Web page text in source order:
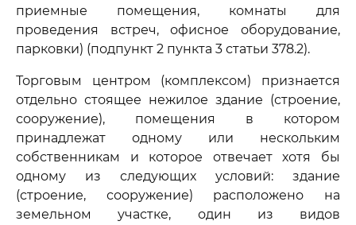
приемные помещения, комнаты для
проведения встреч, офисное оборудование,
парковки) (подпункт 2 пункта 3 статьи 378.2).
Торговым центром (комплексом) признается
отдельно стоящее нежилое здание (строение,
сооружение), помещения в котором
принадлежат одному или нескольким
собственникам и которое отвечает хотя бы
одному из следующих условий: здание
(строение, сооружение) расположено на
земельном участке, один из видов